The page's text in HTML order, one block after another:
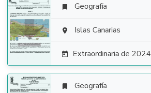

 Geografía
 Islas Canarias
 Extraordinaria de 2024
 Geografía